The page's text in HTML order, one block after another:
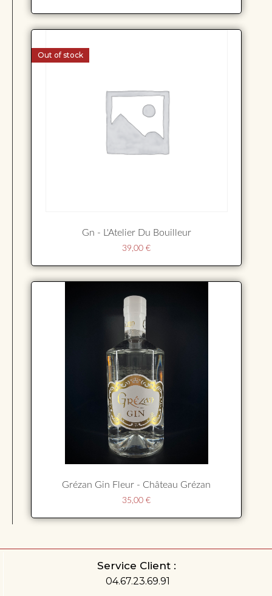
Out of stock
Gn - L'Atelier Du Bouilleur
39,00 €
Grézan Gin Fleur - Château Grézan
35,00 €
Service Client :
04.67.23.69.91